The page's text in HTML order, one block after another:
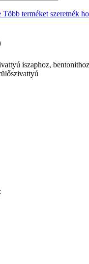
Több terméket szeretnék
iszaphoz, bentonithoz